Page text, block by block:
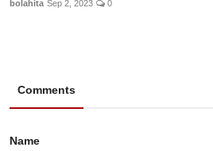
bolahita Sep 2, 2023 0
Comments
Name